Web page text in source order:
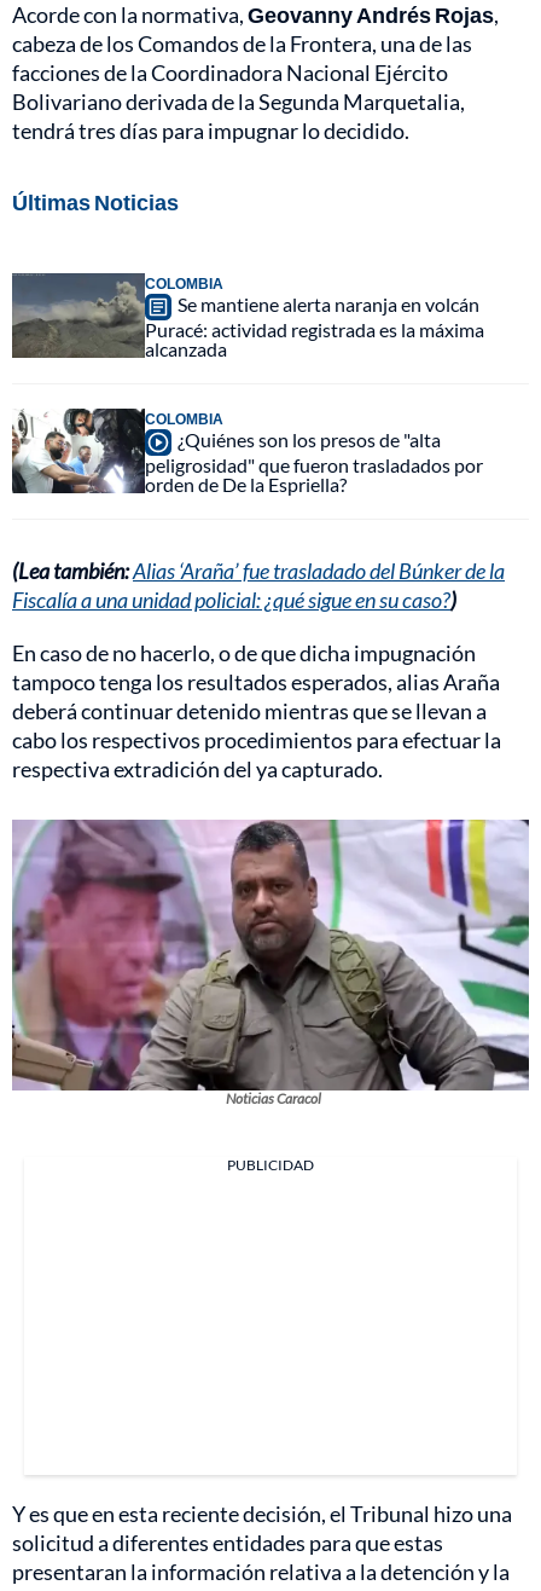
Acorde con la normativa,Geovanny Andrés Rojas,
cabeza de los Comandos de la Frontera, una de las
facciones de la Coordinadora Nacional Ejército
Bolivariano derivada de la Segunda Marquetalia,
tendrá tres días para impugnar lo decidido.
Últimas Noticias
COLOMBIA
Se mantiene alerta naranja en volcán
Puracé: actividad registrada es la máxima
alcanzada
COLOMBIA
¿Quiénes son los presos de "alta
peligrosidad" que fueron trasladados por
orden de De la Espriella?
(Lea también:Alias ‘Araña’ fue trasladado del Búnker de la
Fiscalía a una unidad policial: ¿qué sigue en su caso?)
En caso de no hacerlo, o de que dicha impugnación
tampoco tenga los resultados esperados, alias Araña
deberá continuar detenido mientras que se llevan a
cabo los respectivos procedimientos para efectuar la
respectiva extradición del ya capturado.
Noticias Caracol
PUBLICIDAD
Y es que en esta reciente decisión, el Tribunal hizo una
solicitud a diferentes entidades para que estas
presentaran la información relativa a la detención y la